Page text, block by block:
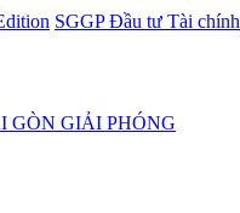
SGGP Đầu tư Tài chính
GÒN GIẢI PHÓNG